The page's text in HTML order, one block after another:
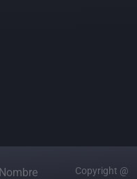
Nombre Copyright @